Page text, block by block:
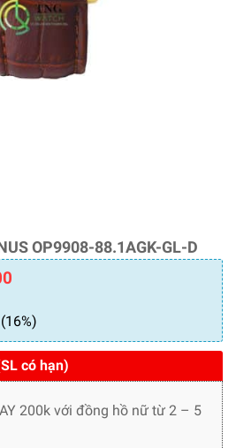
OP9908-88.1AGK-GL-D
có hạn)
200k với đồng hồ nữ từ 2 – 5